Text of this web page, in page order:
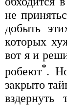
не
добыть
которых
вот я и
робеют*.
закрыто
вздернуть